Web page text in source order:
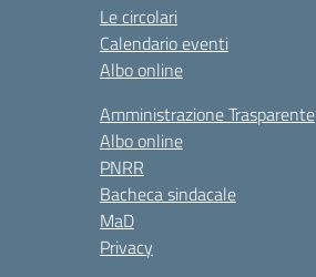
Le circolari
Calendario eventi
Albo online
Amministrazione Trasparente
Albo online
PNRR
Bacheca sindacale
MaD
Privacy